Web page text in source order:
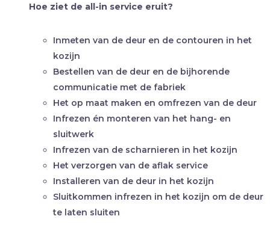
Hoe ziet de all-in service eruit?
Inmeten van de deur en de contouren in het
kozijn
Bestellen van de deur en de bijhorende
communicatie met de fabriek
Het op maat maken en omfrezen van de deur
Infrezen én monteren van het hang- en
sluitwerk
Infrezen van de scharnieren in het kozijn
Het verzorgen van de aflak service
Installeren van de deur in het kozijn
Sluitkommen infrezen in het kozijn om de deur
te laten sluiten